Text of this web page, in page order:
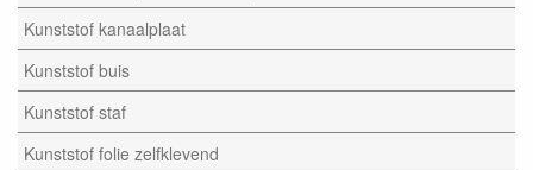
Kunststof kanaalplaat
Kunststof buis
Kunststof staf
Kunststof folie zelfklevend